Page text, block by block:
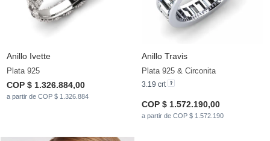
Anillo Ivette
Plata 925
COP $ 1.326.884,00
a partir de COP $ 1.326.884
Anillo Travis
Plata 925 & Circonita
3.19 crt
COP $ 1.572.190,00
a partir de COP $ 1.572.190